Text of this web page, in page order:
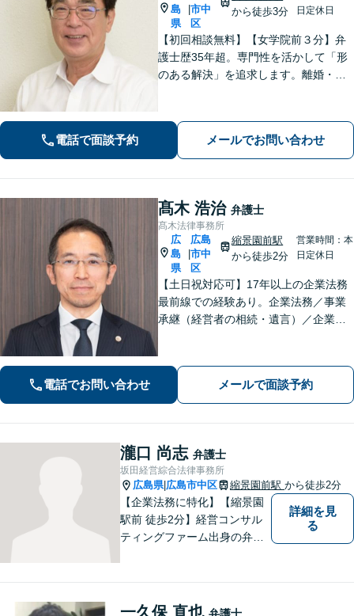
島
県
市中
区
から徒歩3分
日定休日
【初回相談無料】【女学院前３分】弁
護士歴35年超。専門性を活かして「形
のある解決」を追求します。離婚・債
話しやすい弁護士に是非ご相談くださ
い。（合同庁舎内郵便局近く）
電話で面談予約 メールでお問い合わせ
髙木 浩治 弁護士
髙木法律事務所
広
島
県
広島
市中
区
縮景園前駅
から徒歩2分
営業時間：本
日定休日
【土日祝対応可】17年以上の企業法務
最前線での経験あり。企業法務／事業
承継（経営者の相続・遺言）／企業の
験を活かした的確な対応で、企業の発
展と経営をサポート。顧問契約もお任
せください
電話でお問い合わせ メールで面談予約
瀧口 尚志 弁護士
坂田経営綜合法律事務所
広島県| 広島市中区 縮景園前駅 から徒歩2分
【企業法務に特化】【縮景園
駅前 徒歩2分】経営コンサル
ティングファーム出身の弁護
え、大きく成長できるような
詳細を見
る
一久保 直也 弁護士